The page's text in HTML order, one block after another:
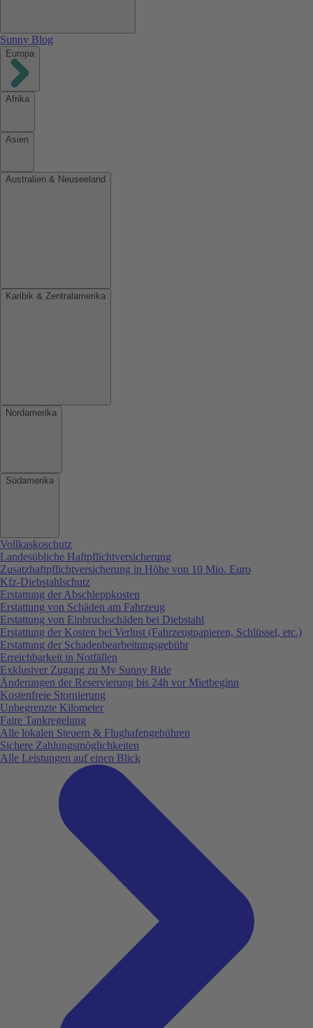
Sunny Blog
Europa
Afrika
Asien
Australien & Neuseeland
Karibik & Zentralamerika
Nordamerika
Südamerika
Vollkaskoschutz
Landesübliche Haftpflichtversicherung
Zusatzhaftpflichtversicherung in Höhe von 10 Mio. Euro
Kfz-Diebstahlschutz
Erstattung der Abschleppkosten
Erstattung von Schäden am Fahrzeug
Erstattung von Einbruchschäden bei Diebstahl
Erstattung der Kosten bei Verlust (Fahrzeugpapieren, Schlüssel, etc.)
Erstattung der Schadenbearbeitungsgebühr
Erreichbarkeit in Notfällen
Exklusiver Zugang zu My Sunny Ride
Änderungen der Reservierung bis 24h vor Mietbeginn
Kostenfreie Stornierung
Unbegrenzte Kilometer
Faire Tankregelung
Alle lokalen Steuern & Flughafengebühren
Sichere Zahlungsmöglichkeiten
Alle Leistungen auf einen Blick